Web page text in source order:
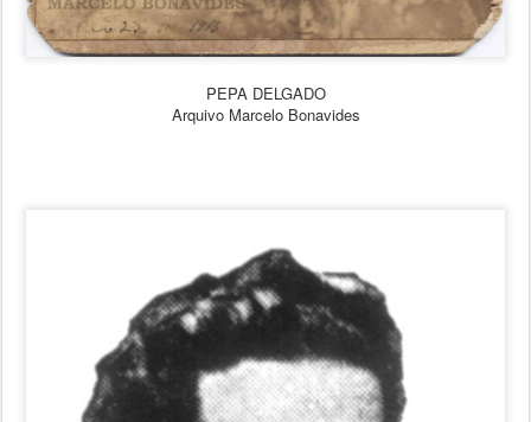
PEPA DELGADO
Arquivo Marcelo Bonavides